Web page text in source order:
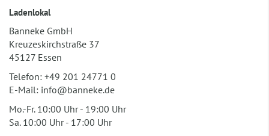
Ladenlokal
Banneke GmbH
Kreuzeskirchstraße 37
45127 Essen
Telefon: +49 201 24771 0
E-Mail: info@banneke.de
Mo.-Fr. 10:00 Uhr - 19:00 Uhr
Sa. 10:00 Uhr - 17:00 Uhr